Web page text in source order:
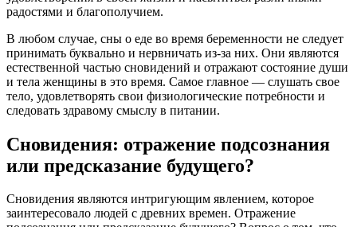
радостями и благополучием.
В любом случае, сны о еде во время беременности не следует
принимать буквально и нервничать из-за них. Они являются
естественной частью сновидений и отражают состояние души
и тела женщины в это время. Самое главное — слушать свое
тело, удовлетворять свои физиологические потребности и
следовать здравому смыслу в питании.
Сновидения: отражение подсознания
или предсказание будущего?
Сновидения являются интригующим явлением, которое
заинтересовало людей с древних времен. Отражение